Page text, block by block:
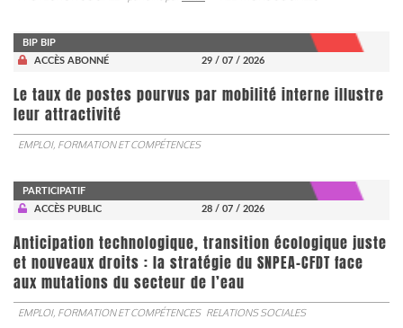
BIP BIP
ACCÈS ABONNÉ
29 / 07 / 2026
Le taux de postes pourvus par mobilité interne illustre
leur attractivité
EMPLOI, FORMATION ET COMPÉTENCES
PARTICIPATIF
ACCÈS PUBLIC
28 / 07 / 2026
Anticipation technologique, transition écologique juste
et nouveaux droits : la stratégie du SNPEA-CFDT face
aux mutations du secteur de l’eau
EMPLOI, FORMATION ET COMPÉTENCES RELATIONS SOCIALES